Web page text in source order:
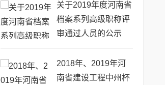
关于2019年度河南省
档案系列高级职称评
审通过人员的公示
2018年、2019年河
南省建设工程中州杯